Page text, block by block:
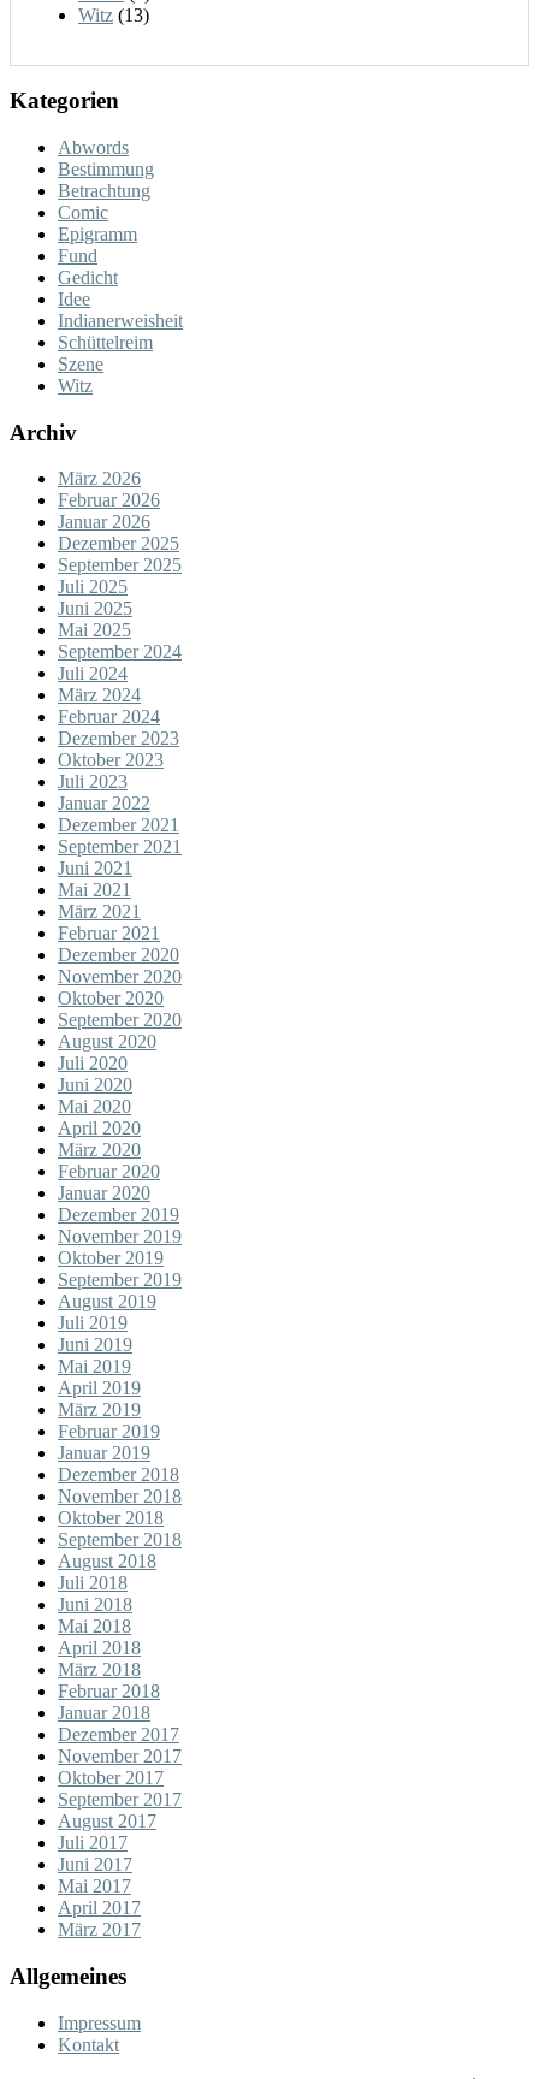
Witz (13)
Kategorien
Abwords
Bestimmung
Betrachtung
Comic
Epigramm
Fund
Gedicht
Idee
Indianerweisheit
Schüttelreim
Szene
Witz
Archiv
März 2026
Februar 2026
Januar 2026
Dezember 2025
September 2025
Juli 2025
Juni 2025
Mai 2025
September 2024
Juli 2024
März 2024
Februar 2024
Dezember 2023
Oktober 2023
Juli 2023
Januar 2022
Dezember 2021
September 2021
Juni 2021
Mai 2021
März 2021
Februar 2021
Dezember 2020
November 2020
Oktober 2020
September 2020
August 2020
Juli 2020
Juni 2020
Mai 2020
April 2020
März 2020
Februar 2020
Januar 2020
Dezember 2019
November 2019
Oktober 2019
September 2019
August 2019
Juli 2019
Juni 2019
Mai 2019
April 2019
März 2019
Februar 2019
Januar 2019
Dezember 2018
November 2018
Oktober 2018
September 2018
August 2018
Juli 2018
Juni 2018
Mai 2018
April 2018
März 2018
Februar 2018
Januar 2018
Dezember 2017
November 2017
Oktober 2017
September 2017
August 2017
Juli 2017
Juni 2017
Mai 2017
April 2017
März 2017
Allgemeines
Impressum
Kontakt